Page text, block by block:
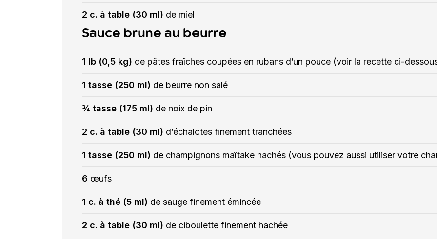
2 c. à table (30 ml) de miel
Sauce brune au beurre
1 lb (0,5 kg) de pâtes fraîches coupées en rubans d’un pouce (voir la recette ci-
1 tasse (250 ml) de beurre non salé
¾ tasse (175 ml) de noix de pin
2 c. à table (30 ml) d’échalotes finement tranchées
1 tasse (250 ml) de champignons maïtake hachés (vous pouvez aussi utiliser votre
6 œufs
1 c. à thé (5 ml) de sauge finement émincée
2 c. à table (30 ml) de ciboulette finement hachée